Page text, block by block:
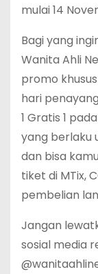
mulai 14
Bagi yang
Wanita Ahli
promo
hari
1 Gratis 1
yang berlaku
dan bisa
tiket di MTix,
pembelian
Jangan
sosial media